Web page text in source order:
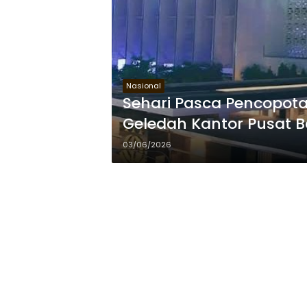
Nasional
Sehari Pasca
Geledah Kantor Pusat
03/06/2026